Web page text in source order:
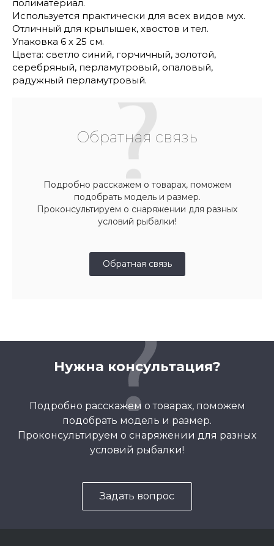
полиматериал.
Используется практически для всех видов мух.
Отличный для крылышек, хвостов и тел.
Упаковка 6 х 25 см.
Цвета: светло синий, горчичный, золотой,
серебряный, перламутровый, опаловый,
радужный перламутровый.
Обратная связь
Подробно расскажем о товарах, поможем
подобрать модель и размер.
Проконсультируем о снаряжении для разных
условий рыбалки!
Обратная связь
Нужна консультация?
Подробно расскажем о товарах, поможем
подобрать модель и размер.
Проконсультируем о снаряжении для разных
условий рыбалки!
Задать вопрос